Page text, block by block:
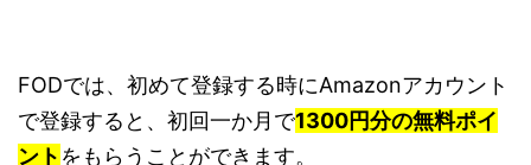
FODでは、初めて登録する時にAmazonアカウント
で登録すると、初回一か月で1300円分の無料ポイ
ント をもらうことができます。